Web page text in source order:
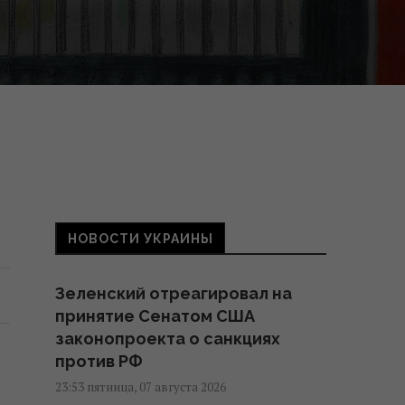
НОВОСТИ УКРАИНЫ
Зеленский отреагировал на
принятие Сенатом США
законопроекта о санкциях
против РФ
23:53 пятница, 07 августа 2026